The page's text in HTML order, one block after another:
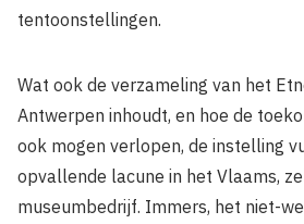
tentoonstellingen.
Wat ook de verzameling van het
Antwerpen inhoudt, en hoe de
ook mogen verlopen, de instelling
opvallende lacune in het Vlaams,
museumbedrijf. Immers, het niet-